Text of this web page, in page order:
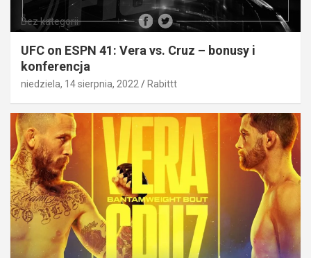
Bez kategorii
UFC on ESPN 41: Vera vs. Cruz – bonusy i
konferencja
niedziela, 14 sierpnia, 2022 Rabittt